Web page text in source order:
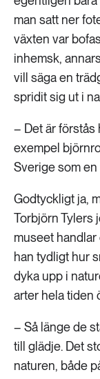
man satt ner
växten var
inhemsk,
vill säga en
spridit sig ut i
– Det är förstås
exempel
Sverige som
Godtyckligt ja,
Torbjörn Tylers
museet
han tydligt hur
dyka upp i
arter hela tiden
– Så länge de
till glädje. Det
naturen, både